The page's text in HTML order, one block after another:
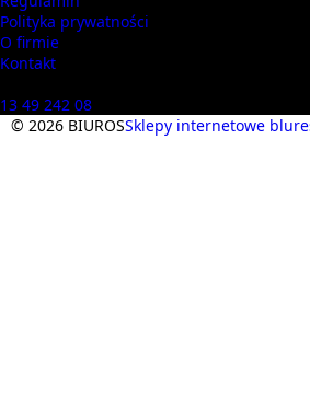
Polityka prywatności
O firmie
Kontakt
13 49 242 08
© 2026 BIUROSSklepy internetowe